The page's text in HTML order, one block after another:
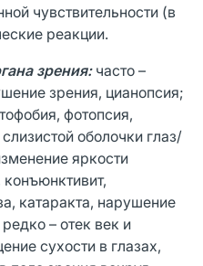
чувствительности (в
реакции.
зрения: часто –
зрения, цианопсия;
фотопсия,
оболочки глаз/
яркости
катаракта, нарушение
– отек век и
сухости в глазах,